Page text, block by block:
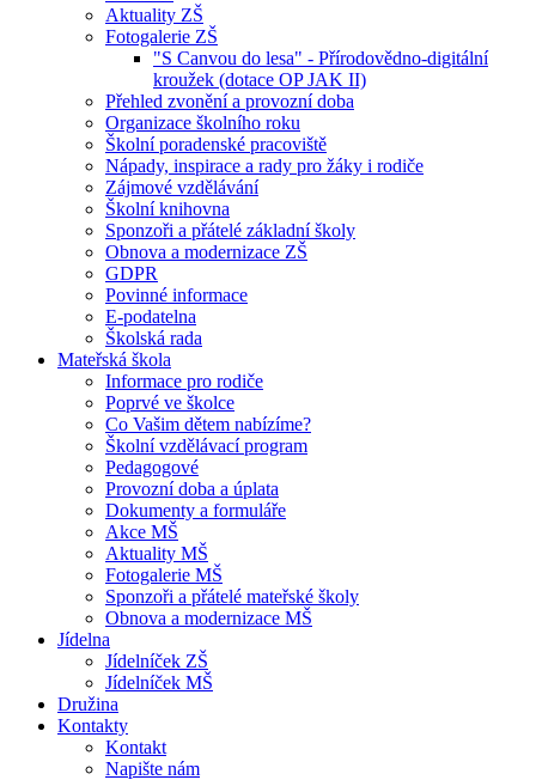
Aktuality ZŠ
Fotogalerie ZŠ
"S Canvou do lesa" - Přírodovědno-digitální
kroužek (dotace OP JAK II)
Přehled zvonění a provozní doba
Organizace školního roku
Školní poradenské pracoviště
Nápady, inspirace a rady pro žáky i rodiče
Zájmové vzdělávání
Školní knihovna
Sponzoři a přátelé základní školy
Obnova a modernizace ZŠ
GDPR
Povinné informace
E-podatelna
Školská rada
Mateřská škola
Informace pro rodiče
Poprvé ve školce
Co Vašim dětem nabízíme?
Školní vzdělávací program
Pedagogové
Provozní doba a úplata
Dokumenty a formuláře
Akce MŠ
Aktuality MŠ
Fotogalerie MŠ
Sponzoři a přátelé mateřské školy
Obnova a modernizace MŠ
Jídelna
Jídelníček ZŠ
Jídelníček MŠ
Družina
Kontakty
Kontakt
Napište nám